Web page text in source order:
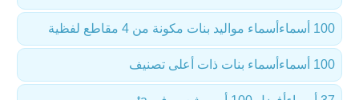
أسماء مواليد بنات مكونة من 4 مقاطع لفظية 100 أسماء
أسماء بنات ذات أعلى تصنيف 100 أسماء